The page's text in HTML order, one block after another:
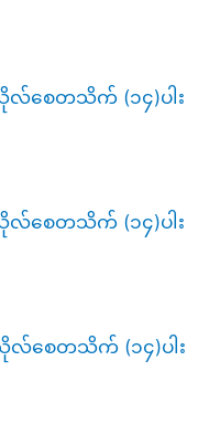
စေတသိက် (၁၄)ပါး
စေတသိက် (၁၄)ပါး
စေတသိက် (၁၄)ပါး